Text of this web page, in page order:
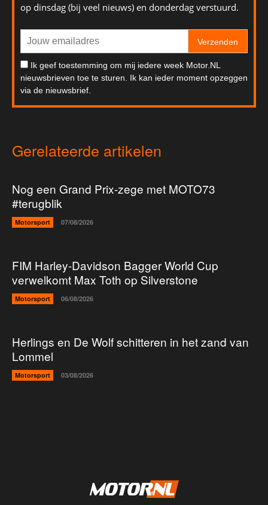
op dinsdag (bij veel nieuws) en donderdag verstuurd.
Verzenden
Ik geef toestemming om mij iedere week Motor.NL
nieuwsbrieven toe te sturen. Ik kan ieder moment opzeggen
via de nieuwsbrief.
Gerelateerde artikelen
Nog een Grand Prix-zege met MOTO73
#terugblik
Motorsport 07/08/2026
FIM Harley-Davidson Bagger World Cup
verwelkomt Max Toth op Silverstone
Motorsport 06/08/2026
Herlings en De Wolf schitteren in het zand van
Lommel
Motorsport 03/08/2026